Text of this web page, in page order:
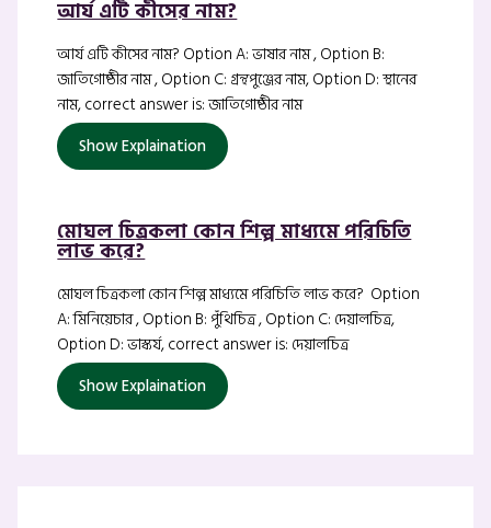
আর্য এটি কীসের নাম?
আর্য এটি কীসের নাম? Option A: ভাষার নাম , Option B:
জাতিগোষ্ঠীর নাম , Option C: গ্রন্থপুঞ্জের নাম, Option D: স্থানের
নাম, correct answer is: জাতিগোষ্ঠীর নাম
Show Explaination
মোঘল চিত্রকলা কোন শিল্প মাধ্যমে পরিচিতি
লাভ করে?
মোঘল চিত্রকলা কোন শিল্প মাধ্যমে পরিচিতি লাভ করে? Option
A: মিনিয়েচার , Option B: পুঁথিচিত্র , Option C: দেয়ালচিত্র,
Option D: ভাস্কর্য, correct answer is: দেয়ালচিত্র
Show Explaination